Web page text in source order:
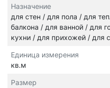
Назначение
для стен / для пола / для
балкона / для ванной / для
кухни / для прихожей / для
Единица измерения
кв.м
Размер